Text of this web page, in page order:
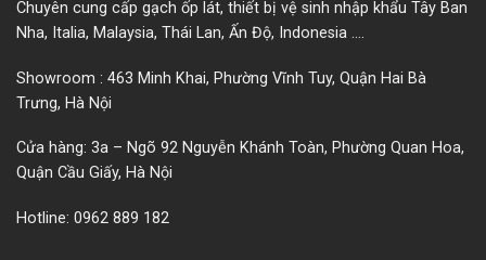
Chuyên cung cấp gạch ốp lát, thiết bị vệ sinh nhập khẩu Tây Ban
Nha, Italia, Malaysia, Thái Lan, Ấn Độ, Indonesia ….
Showroom : 463 Minh Khai, Phường Vĩnh Tuy, Quận Hai Bà
Trưng, Hà Nội
Cửa hàng: 3a – Ngõ 92 Nguyễn Khánh Toàn, Phường Quan Hoa,
Quận Cầu Giấy, Hà Nội
Hotline: 0962 889 182